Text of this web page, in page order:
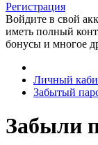
Регистрация
Войдите в свой
иметь полный
бонусы и многое
Личный
Забытый
Забыли